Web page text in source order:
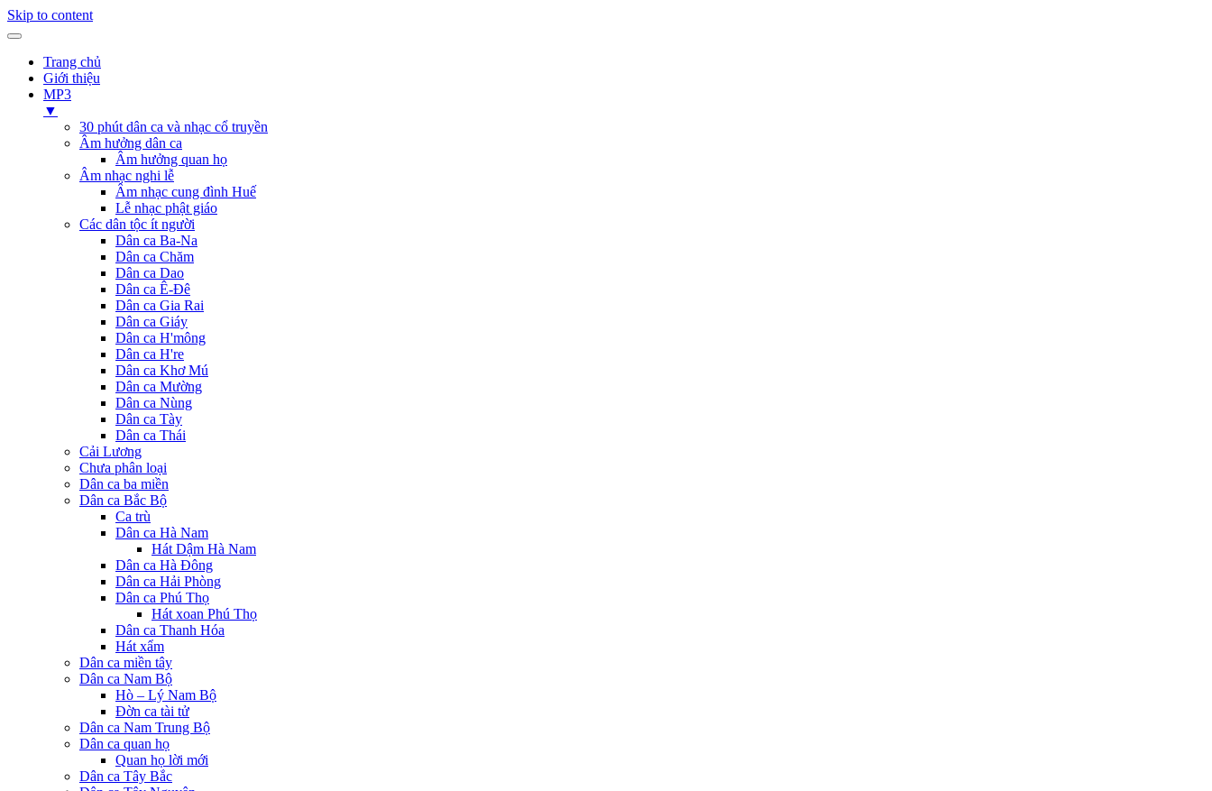
Skip to content
Trang chủ
Giới thiệu
MP3
▼
30 phút dân ca và nhạc cổ truyền
Âm hưởng dân ca
Âm hưởng quan họ
Âm nhạc nghi lễ
Âm nhạc cung đình Huế
Lễ nhạc phật giáo
Các dân tộc ít người
Dân ca Ba-Na
Dân ca Chăm
Dân ca Dao
Dân ca Ê-Đê
Dân ca Gia Rai
Dân ca Giáy
Dân ca H'mông
Dân ca H're
Dân ca Khơ Mú
Dân ca Mường
Dân ca Nùng
Dân ca Tày
Dân ca Thái
Cải Lương
Chưa phân loại
Dân ca ba miền
Dân ca Bắc Bộ
Ca trù
Dân ca Hà Nam
Hát Dậm Hà Nam
Dân ca Hà Đông
Dân ca Hải Phòng
Dân ca Phú Thọ
Hát xoan Phú Thọ
Dân ca Thanh Hóa
Hát xẩm
Dân ca miền tây
Dân ca Nam Bộ
Hò – Lý Nam Bộ
Đờn ca tài tử
Dân ca Nam Trung Bộ
Dân ca quan họ
Quan họ lời mới
Dân ca Tây Bắc